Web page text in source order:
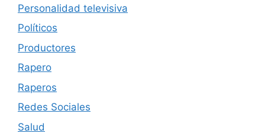
Personalidad televisiva
Políticos
Productores
Rapero
Raperos
Redes Sociales
Salud